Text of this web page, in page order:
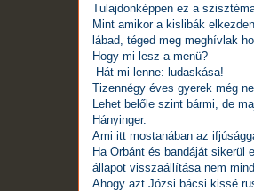
Tulajdonképpen ez a
Mint amikor a kislibák
lábad, téged meg meghívlak
Hogy mi lesz a menü?
Hát mi lenne: ludaskása!
Tizennégy éves gyerek még
Lehet belőle szint bármi, de
Hányinger.
Ami itt mostanában az
Ha Orbánt és bandáját sikerül
állapot visszaállítása nem
Ahogy azt Józsi bácsi kissé